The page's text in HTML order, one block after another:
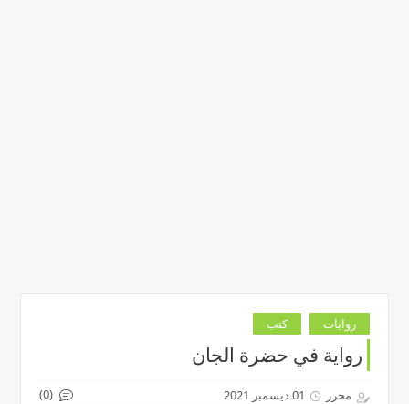
روايات كتب
رواية في حضرة الجان
محرر 01 ديسمبر 2021 (0)